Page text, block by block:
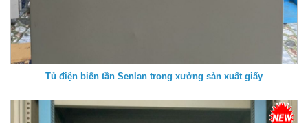
Tủ điện biến tần Senlan trong xưởng sản xuất giấy